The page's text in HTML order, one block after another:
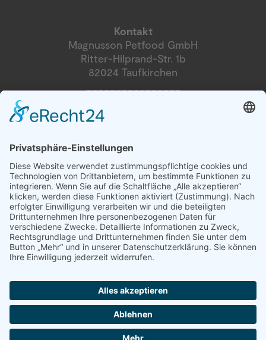
Kontakt
Magnusson Petfood GmbH
Ritter-Hilprand-Str. 1b
82024 Taufkirchen
Dogs and More
Tel. +49 89-215 36 437
info@magnussonpetfood.de
Tel. +43 676 39 11 127
info@magnussonpetfood.at
Partner
Presse Login
Züchter Login
Newsletter abonnieren
Anfrage Sponsoring